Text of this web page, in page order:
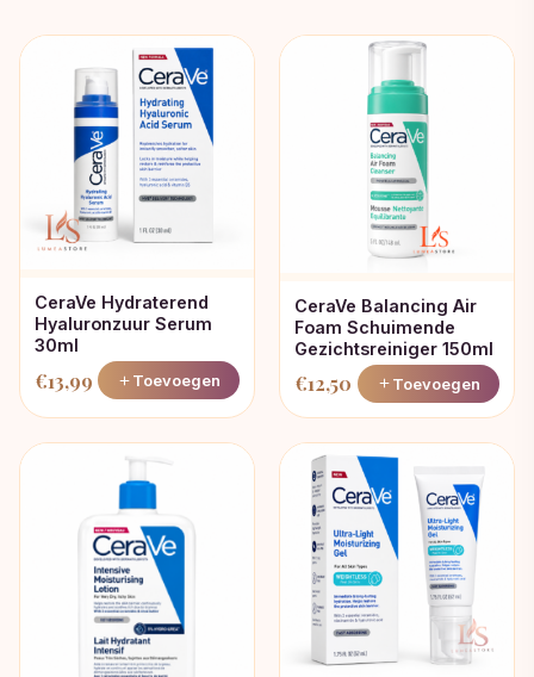
CeraVe Hydraterend
Hyaluronzuur Serum
30ml
€13,99 Toevoegen
CeraVe Balancing Air
Foam Schuimende
Gezichtsreiniger 150ml
€12,50 Toevoegen